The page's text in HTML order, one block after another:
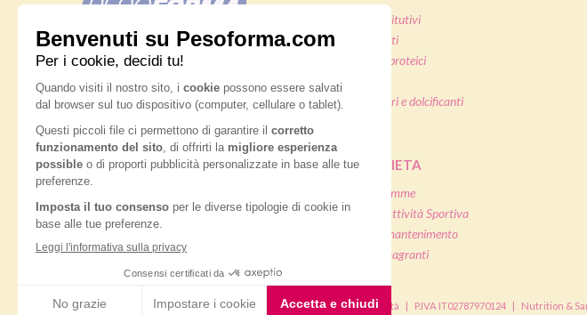
Nutrition & Sante' Italia Spa
via Gioacchino Rossini 1/A
20045 Lainate (MI)
Servizio consumatori:
800-018124
Contatti
ORDINI TELEFONICI
800-018124
Pasti sostitutivi
Pasti salati
Alimenti proteici
Integratori e dolcificanti
PIANI DIETA
Dieta mamme
Diete & Attività Sportiva
Diete di mantenimento
Diete dimagranti
® Pesoforma | Legal and privacy | Cookie policy | Accessibilità | P.IVA IT02787970124 | Nutrition &